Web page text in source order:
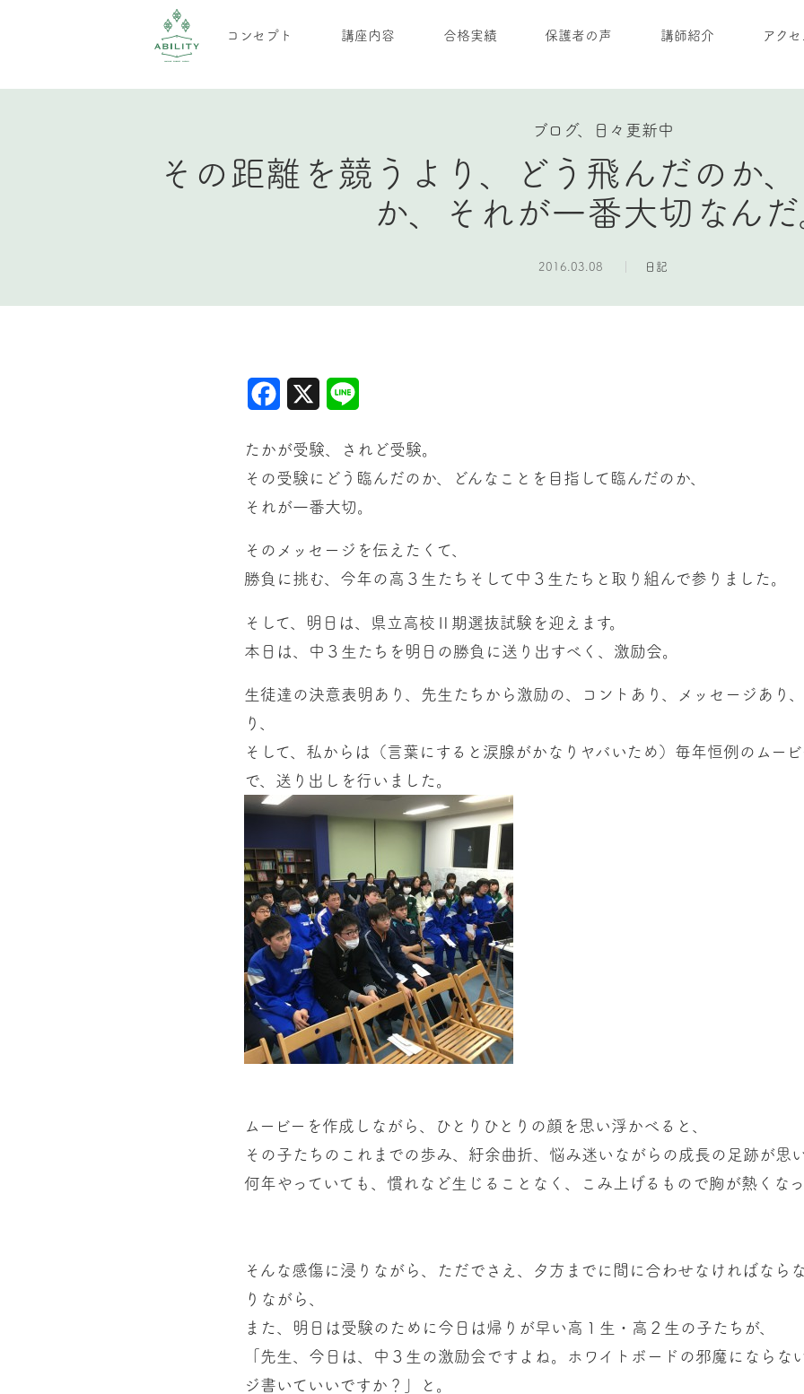
コンセプト 講座内容 合格実績 保護者の声 講師紹介 アク
ブログ、日々更新中
その距離を競うより、どう飛んだのか
か、それが一番大切なん
2016.03.08 日記
Facebook
たかが受験、されど受験。
その受験にどう臨んだのか、どんなことを目指して臨んだのか、
それが一番大切。
そのメッセージを伝えたくて、
勝負に挑む、今年の高３生たちそして中３生たちと取り組んで参りました。
そして、明日は、県立高校Ⅱ期選抜試験を迎えます。
本日は、中３生たちを明日の勝負に送り出すべく、激励会。
生徒達の決意表明あり、先生たちから激励の、コントあり、メッセージあり
り、
そして、私からは（言葉にすると涙腺がかなりヤバいため）毎年恒例のムー
で、送り出しを行いました。
ムービーを作成しながら、ひとりひとりの顔を思い浮かべると、
その子たちのこれまでの歩み、紆余曲折、悩み迷いながらの成長の足跡が思
何年やっていても、慣れなど生じることなく、こみ上げるもので胸が熱くな
そんな感傷に浸りながら、ただでさえ、夕方までに間に合わせなければなら
りながら、
また、明日は受験のために今日は帰りが早い高１生・高２生の子たちが、
「先生、今日は、中３生の激励会ですよね。ホワイトボードの邪魔にならな
ジ書いていいですか？」と。